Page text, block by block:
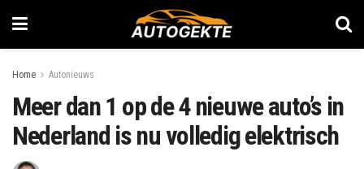
Home Autonieuws
Meer dan 1 op de 4 nieuwe auto’s in
Nederland is nu volledig elektrisch